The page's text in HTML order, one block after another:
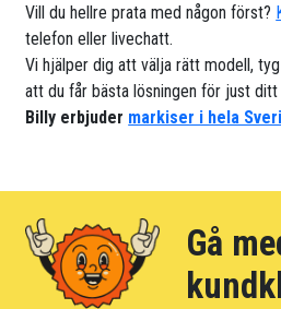
Vill du hellre prata med någon först?
telefon eller livechatt.
Vi hjälper dig att välja rätt modell,
att du får bästa lösningen för just ditt
Billy erbjuder markiser i hela
Gå